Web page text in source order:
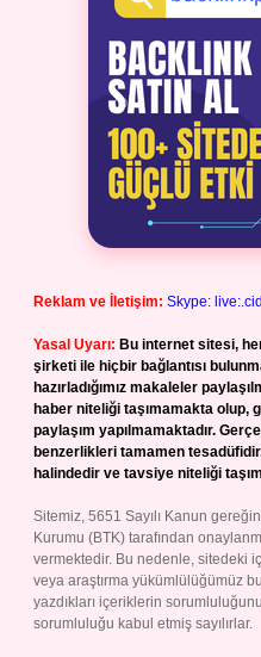
Reklam ve İletişim: Skype:
Yasal Uyarı: Bu internet sitesi,
şirketi ile hiçbir bağlantısı
hazırladığımız makaleler
haber niteliği taşımamakta olup,
paylaşım yapılmamaktadır.
benzerlikleri tamamen
halindedir ve tavsiye niteliği
Sitemiz, 5651 Sayılı Kanun
Kurumu (BTK) tarafından
vermektedir. Bu nedenle, sitedeki
veya araştırma yükümlülüğümüz
yazdıkları içeriklerin
sorumluluğu kabul etmiş sayılırlar.